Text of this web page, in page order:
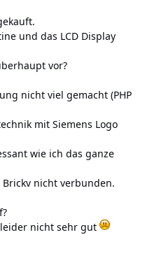
und das LCD Display
vor?
nicht viel gemacht (PHP
mit Siemens Logo
wie ich das ganze
nicht verbunden.
nicht sehr gut